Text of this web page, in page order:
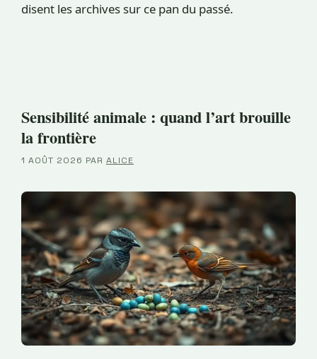
disent les archives sur ce pan du passé.
Sensibilité animale : quand l’art brouille
la frontière
1 AOÛT 2026 PAR ALICE